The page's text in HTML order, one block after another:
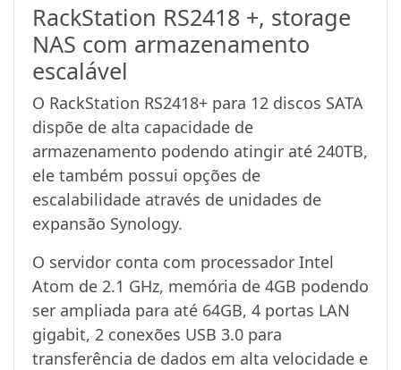
RackStation RS2418 +, storage
NAS com armazenamento
escalável
O RackStation RS2418+ para 12 discos SATA
dispõe de alta capacidade de
armazenamento podendo atingir até 240TB,
ele também possui opções de
escalabilidade através de unidades de
expansão Synology.
O servidor conta com processador Intel
Atom de 2.1 GHz, memória de 4GB podendo
ser ampliada para até 64GB, 4 portas LAN
gigabit, 2 conexões USB 3.0 para
transferência de dados em alta velocidade e